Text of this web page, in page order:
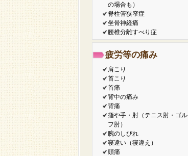
の場合も）
脊柱管狭窄症
坐骨神経痛
腰椎分離すべり症
疲労等の痛み
肩こり
首こり
首痛
背中の痛み
背痛
指や手・肘（テニス肘・ゴル
フ肘）
腕のしびれ
寝違い（寝違え）
頭痛